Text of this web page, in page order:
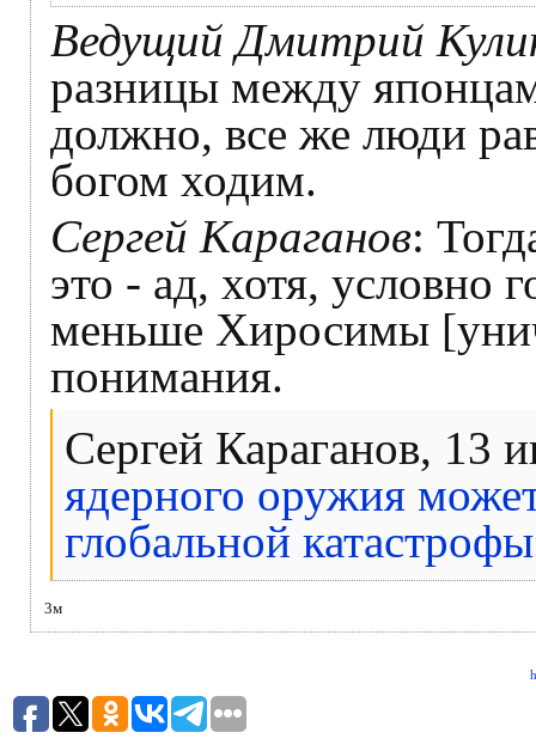
Ведущий Дмитрий
разницы между
должно, все же люди
богом ходим.
Сергей Караганов:
это - ад, хотя, условно
меньше Хиросимы
понимания.
Сергей Караганов, 13
ядерного оружия
глобальной
3м